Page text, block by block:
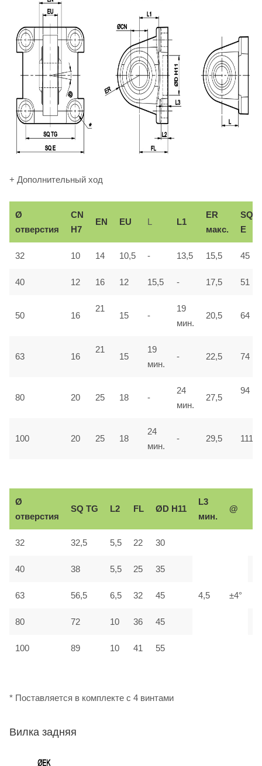
+ Дополнительный ход
Ø
отверстия
СN
H7
EN EU L L1
ER
макс.
SQ
E
32 10 14 10,5 - 13,5 15,5 45
40 12 16 12 15,5 - 17,5 51
50 16
21
15 -
19
мин.
20,5 64
63 16
21
15
19
мин.
- 22,5 74
80 20 25 18 -
24
мин.
27,5
94
100 20 25 18
24
мин.
- 29,5 111
Ø
отверстия
SQ TG L2 FL ØD H11
L3
мин.
@
32 32,5 5,5 22 30
4,5 ±4°
40 38 5,5 25 35
63 56,5 6,5 32 45
80 72 10 36 45
100 89 10 41 55
* Поставляется в комплекте с 4 винтами
Вилка задняя